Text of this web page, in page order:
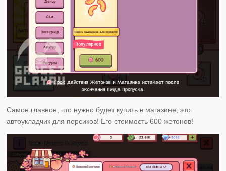
Самое главное, что нужно будет купить в магазине, это
автоукладчик для персиков! Его стоимость 600 жетонов!